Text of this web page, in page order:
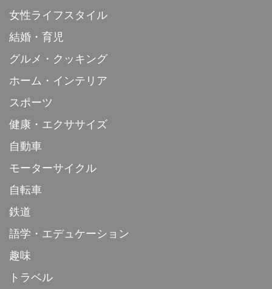
女性ライフスタイル
結婚・育児
グルメ・クッキング
ホーム・インテリア
スポーツ
健康・エクササイズ
自動車
モーターサイクル
自転車
鉄道
語学・エデュケーション
趣味
トラベル